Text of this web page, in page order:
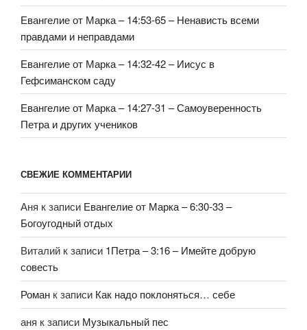
Евангелие от Марка – 14:53-65 – Ненависть всеми
правдами и неправдами
Евангелие от Марка – 14:32-42 – Иисус в
Гефсиманском саду
Евангелие от Марка – 14:27-31 – Самоуверенность
Петра и других учеников
СВЕЖИЕ КОММЕНТАРИИ
Аня к записи Евангелие от Марка – 6:30-33 –
Богоугодный отдых
Виталий к записи 1Петра – 3:16 – Имейте добрую
совесть
Роман к записи Как надо поклоняться… себе
аня к записи Музыкальный пес